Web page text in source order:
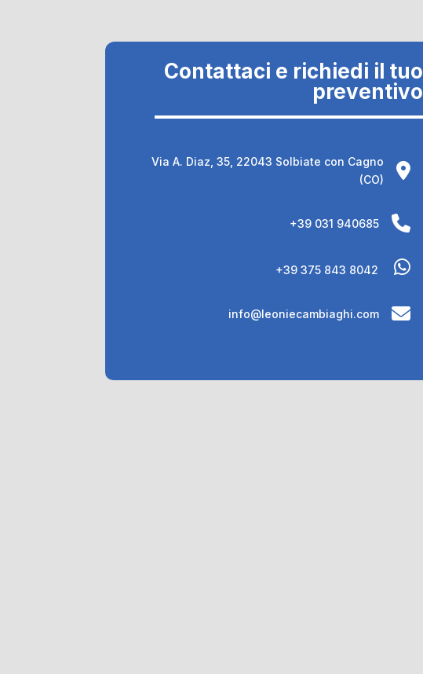
Contattaci e richiedi il tuo
preventivo
Via A. Diaz, 35, 22043 Solbiate con Cagno
(CO)
+39 031 940685
+39 375 843 8042
info@leoniecambiaghi.com